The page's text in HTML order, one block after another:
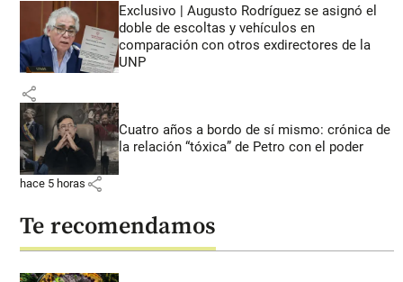
Exclusivo | Augusto Rodríguez se asignó el
doble de escoltas y vehículos en
comparación con otros exdirectores de la
UNP
share
Cuatro años a bordo de sí mismo: crónica de
la relación “tóxica” de Petro con el poder
hace 5 horas share
Te recomendamos